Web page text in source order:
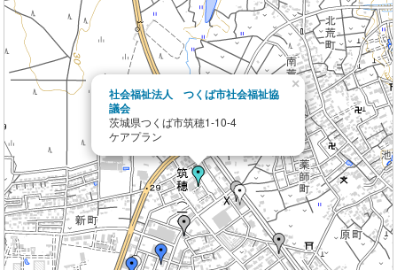
社会福祉法人 つくば市社会福祉協
議会
茨城県つくば市筑穂1-10-4
ケアプラン
×